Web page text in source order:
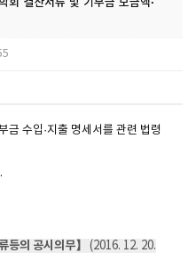
금 수입·지출 명세서를 관련 법령
등의 공시의무】 (2016. 12. 20.